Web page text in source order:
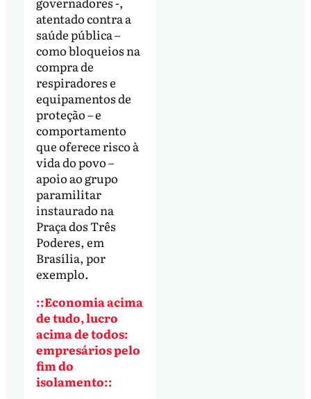
atentado contra a
saúde pública –
como bloqueios na
compra de
respiradores e
equipamentos de
proteção – e
comportamento
que oferece risco à
vida do povo –
apoio ao grupo
paramilitar
instaurado na
Praça dos Três
Poderes, em
Brasília, por
exemplo.
::Economia acima
de tudo, lucro
acima de todos:
empresários pelo
fim do
isolamento::